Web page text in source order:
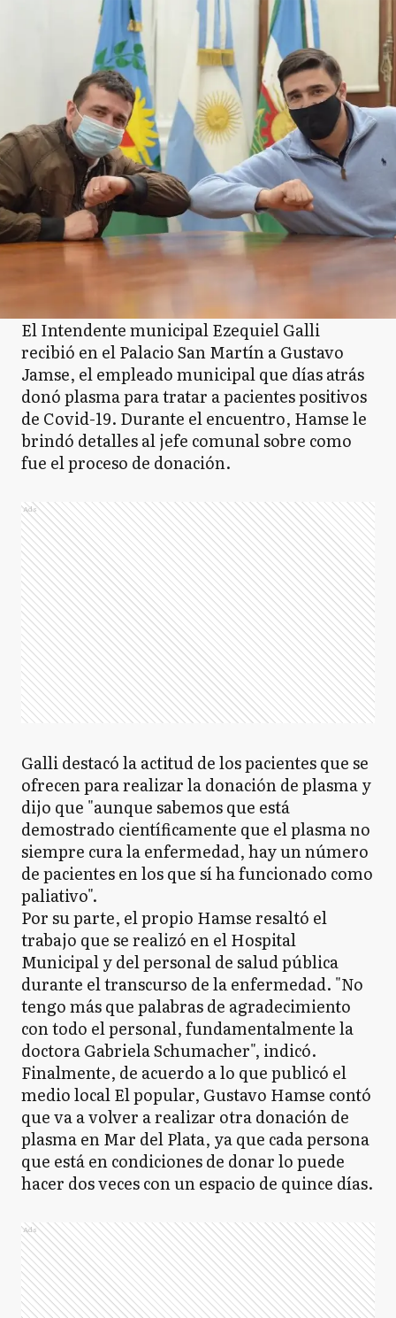
El Intendente municipal Ezequiel Galli
recibió en el Palacio San Martín a Gustavo
Jamse, el empleado municipal que días atrás
donó plasma para tratar a pacientes positivos
de Covid-19. Durante el encuentro, Hamse le
brindó detalles al jefe comunal sobre como
fue el proceso de donación.
Ads
Galli destacó la actitud de los pacientes que se
ofrecen para realizar la donación de plasma y
dijo que "aunque sabemos que está
demostrado científicamente que el plasma no
siempre cura la enfermedad, hay un número
de pacientes en los que sí ha funcionado como
paliativo".
Por su parte, el propio Hamse resaltó el
trabajo que se realizó en el Hospital
Municipal y del personal de salud pública
durante el transcurso de la enfermedad. "No
tengo más que palabras de agradecimiento
con todo el personal, fundamentalmente la
doctora Gabriela Schumacher", indicó.
Finalmente, de acuerdo a lo que publicó el
medio local El popular, Gustavo Hamse contó
que va a volver a realizar otra donación de
plasma en Mar del Plata, ya que cada persona
que está en condiciones de donar lo puede
hacer dos veces con un espacio de quince días.
Ads